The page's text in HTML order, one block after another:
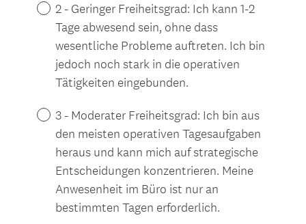
l
i
c
h
.
2 - Geringer Freiheitsgrad: Ich kann 1-2
Tage abwesend sein, ohne dass
wesentliche Probleme auftreten. Ich bin
jedoch noch stark in die operativen
Tätigkeiten eingebunden.
3 - Moderater Freiheitsgrad: Ich bin aus
den meisten operativen Tagesaufgaben
heraus und kann mich auf strategische
Entscheidungen konzentrieren. Meine
Anwesenheit im Büro ist nur an
bestimmten Tagen erforderlich.